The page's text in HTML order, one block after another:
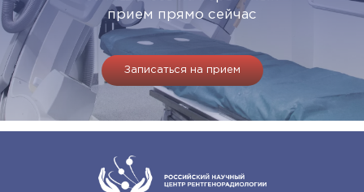
прием прямо сейчас
Записаться на прием